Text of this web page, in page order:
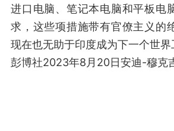
进口电脑、笔记本电脑和平板电
求，这些项措施带有官僚主义的
现在也无助于印度成为下一个世界
彭博社2023年8月20日安迪-穆克